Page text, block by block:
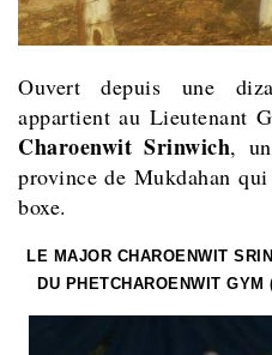
Ouvert depuis une
appartient au Lieutenant
Charoenwit Srinwich,
province de Mukdahan
boxe.
LE MAJOR CHAROENWIT
DU PHETCHAROENWIT